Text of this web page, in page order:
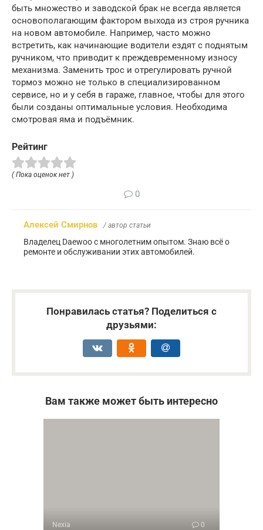
быть множество и заводской брак не всегда является
основополагающим фактором выхода из строя ручника
на новом автомобиле. Например, часто можно
встретить, как начинающие водители ездят с поднятым
ручником, что приводит к преждевременному износу
механизма. Заменить трос и отрегулировать ручной
тормоз можно не только в специализированном
сервисе, но и у себя в гараже, главное, чтобы для этого
были созданы оптимальные условия. Необходима
смотровая яма и подъёмник.
Рейтинг
( Пока оценок нет )
0
Алексей Смирнов / автор статьи
Владелец Daewoo с многолетним опытом. Знаю всё о
ремонте и обслуживании этих автомобилей.
Понравилась статья? Поделиться с
друзьями:
Вам также может быть интересно
Nexia 0